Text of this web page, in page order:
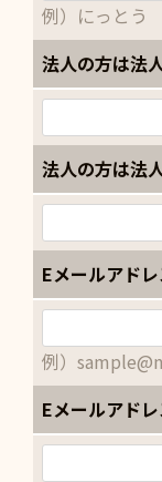
例）にっとう
法人の方は法
法人の方は法
Eメールアド
例）
Eメールアド